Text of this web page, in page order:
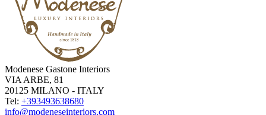
Modenese Gastone Interiors
VIA ARBE, 81
20125 MILANO - ITALY
Tel: +393493638680
info@modeneseinteriors.com